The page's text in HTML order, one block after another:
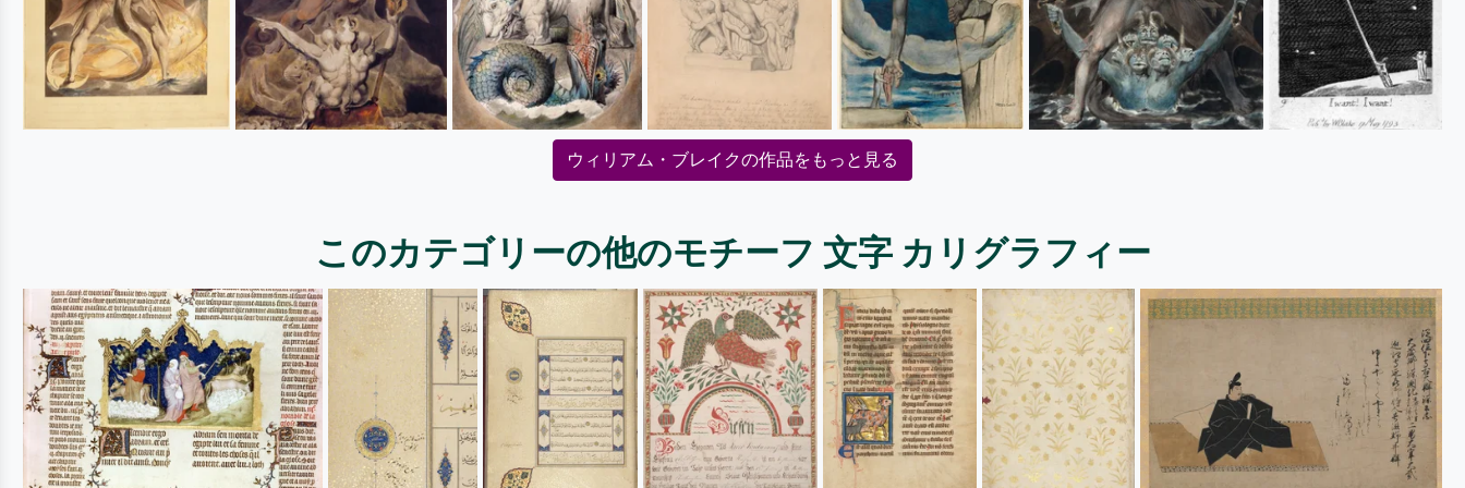
ウィリアム・ブレイクの作品をもっと見る
このカテゴリーの他のモチーフ 文字 カリグラフィー